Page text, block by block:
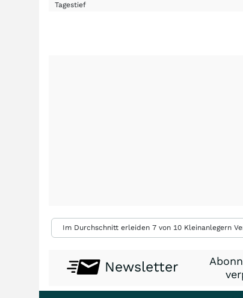
Tagestief
Im Durchschnitt erleiden 7 von 10 Kleinanlegern
Newsletter